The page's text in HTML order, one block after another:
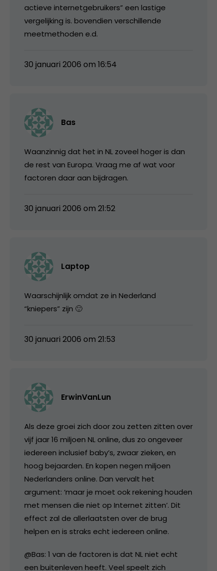
actieve internetgebruikers” een lastige
vergelijking is. bovendien verschillende
meetmethoden e.d.
30 januari 2006 om 16:54
Bas
Waanzinnig dat het in NL zoveel hoger is dan
de rest van Europa. Vraag me af wat voor
factoren daar aan bijdragen.
30 januari 2006 om 21:52
Laptop
Waarschijnlijk omdat ze in Nederland
“kniepers” zijn 🙂
30 januari 2006 om 21:53
ErwinVanLun
Als deze groei zich door zou zetten zitten over
vijf jaar 16 miljoen NL online, dus zo ongeveer
iedereen inclusief baby’s, zwaar zieken, en
hoog bejaarden. En kopen negen miljoen
Nederlanders online. Dan vervalt het
argument: ‘maar je moet ook rekening houden
met mensen die niet op Internet zitten’. Dit
effect zal de allerlaatsten over de brug
helpen en is straks echt iedereen online.
@Bas: 1 van de factoren is dat NL niet echt
een buitenleven heeft. Veel speelt zich